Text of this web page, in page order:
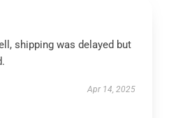
shipping was delayed but
Apr 14, 2025